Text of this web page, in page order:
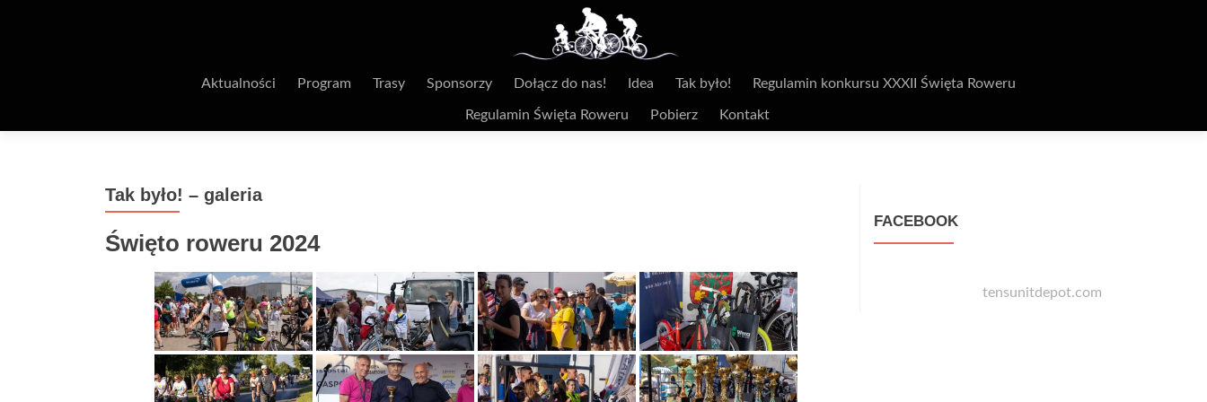
Aktualności Program Trasy Sponsorzy Dołącz do nas! Idea Tak było! Regulamin konkursu XXXII Święta Roweru
Regulamin Święta Roweru Pobierz Kontakt
Tak było! – galeria
Święto roweru 2024
FACEBOOK
tensunitdepot.com